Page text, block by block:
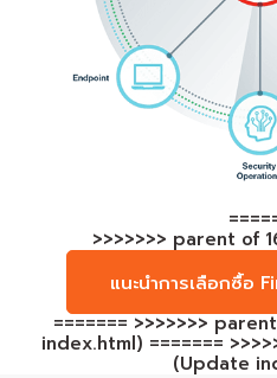
>>>>>>> parent of
แนะนำการเลือกซื้อ
======= >>>>>>>
index.html) =======
(Update